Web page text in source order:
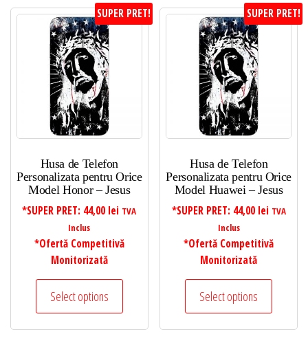
SUPER PRET!
Husa de Telefon
Personalizata pentru Orice
Model Honor – Jesus
*SUPER PRET: 44,00 lei TVA
Inclus
*Ofertă Competitivă
Monitorizată
Select options
SUPER PRET!
Husa de Telefon
Personalizata pentru Orice
Model Huawei – Jesus
*SUPER PRET: 44,00 lei TVA
Inclus
*Ofertă Competitivă
Monitorizată
Select options